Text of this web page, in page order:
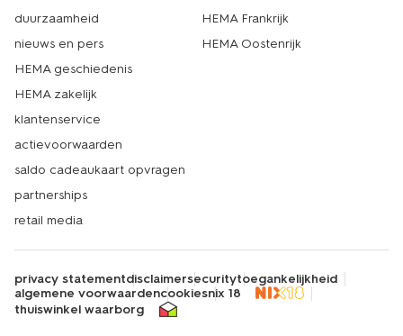
duurzaamheid
nieuws en pers
HEMA geschiedenis
HEMA zakelijk
klantenservice
actievoorwaarden
saldo cadeaukaart opvragen
partnerships
retail media
HEMA Frankrijk
HEMA Oostenrijk
privacy statementdisclaimersecuritytoegankelijkheid
algemene voorwaardencookiesnix 18
thuiswinkel waarborg